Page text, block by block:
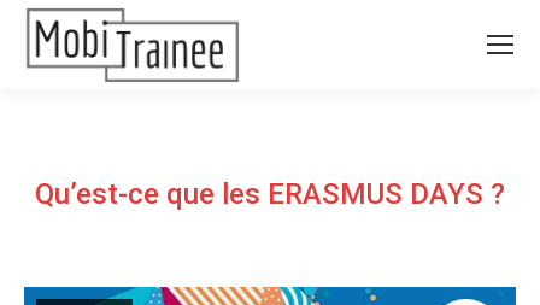
Qu’est-ce que les ERASMUS DAYS ?